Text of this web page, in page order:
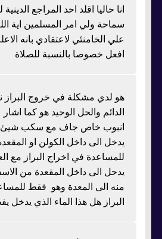
انا حاليا اقلد احد المراجع
سماحة ولي امر المسلمين اية
علي الخامنئي لاعتقادي بانه
افعل خصوصا بالنسبة للصلاة
هو لدي مشكلة في خروج البراز
الدائم والحل الوحيد هو كما
انبوب خاص جاف مع سكب شيئ
يدخل الى داخل الكولن او
للمساعدة في اخراج البراز مع
يدحل الى داخل المقعدة من
منه الى المعدة وهو فقط
البراز هل هذا الماء الذي يدخل